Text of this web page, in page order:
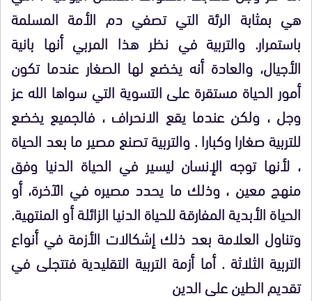
هي بمثابة الرئة التي تصفي دم الأمة المسلمة
باستمرار. والتربية في نظر هذا المربي أنها بانية
الأجيال، والعادة أنه يخضع لها الصغار عندما تكون
أمور الحياة مستقرة على التسوية التي سواها الله عز
وجل ، ولكن عندما يقع الانحراف ، فالجميع يخضع
للتربية صغارا وكبارا . والتربية تصنع مصير ما بعد الحياة
، لأنها توجه الإنسان ليسير في الحياة الدنيا وفق
منهج معين ، وذلك ما يحدد مصيره في الآخرة، أو
الحياة الأبدية المفارقة للحياة الدنيا الزائلة أو المنتهية.
وتناول العلامة بعد ذلك إشكالات الأزمة في أنواع
التربية الثلاثة . أما أزمة التربية التقليدية فتتجلى في
تقديم الطين على الدين